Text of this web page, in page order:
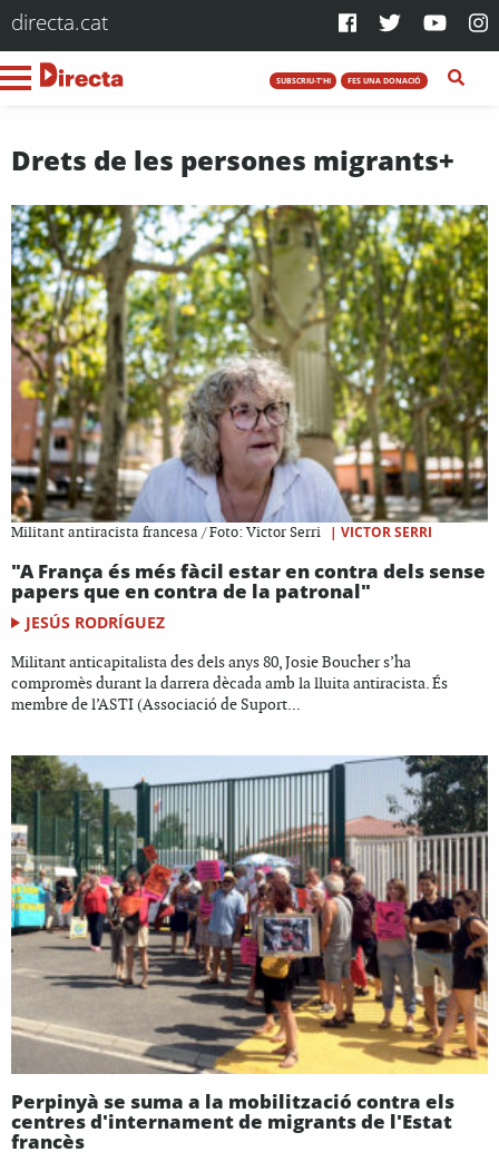
directa.cat
SUBSCRIU-T'HI FES UNA DONACIÓ
Drets de les persones migrants+
Militant antiracista francesa / Foto: Victor Serri | VICTOR SERRI
"A França és més fàcil estar en contra dels sense
papers que en contra de la patronal"
JESÚS RODRÍGUEZ
Militant anticapitalista des dels anys 80, Josie Boucher s’ha
compromès durant la darrera dècada amb la lluita antiracista. És
membre de l’ASTI (Associació de Suport...
Perpinyà se suma a la mobilització contra els
centres d'internament de migrants de l'Estat
francès